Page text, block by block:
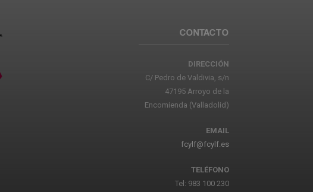
CONTACTO
DIRECCIÓN
C/ Pedro de Valdivia, s/n
47195 Arroyo de la
Encomienda (Valladolid)
EMAIL
fcylf@fcylf.es
TELÉFONO
Tel: 983 100 230